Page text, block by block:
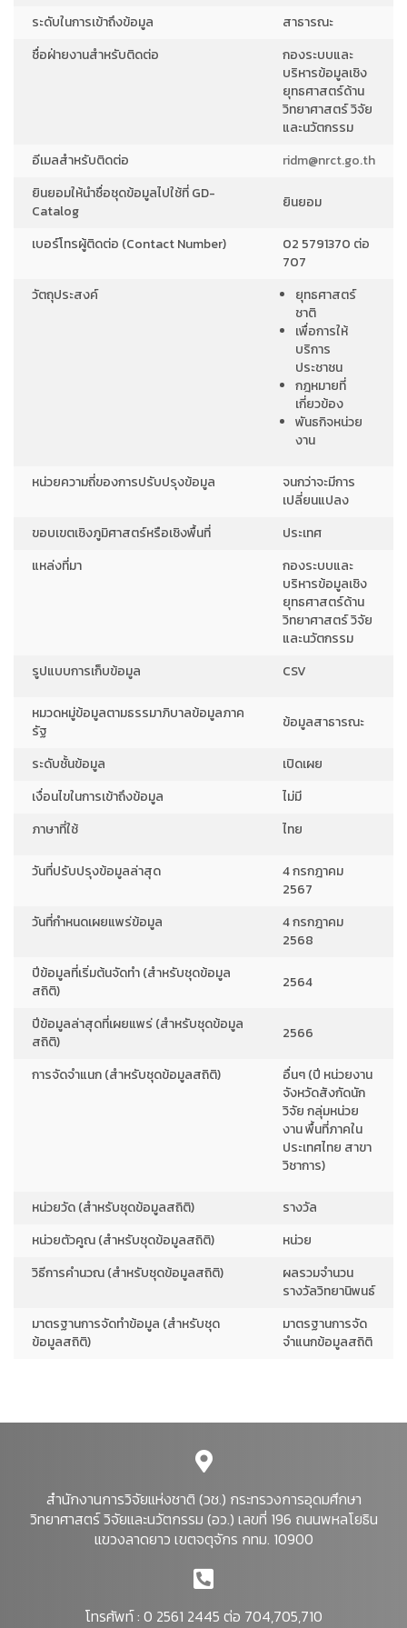
ระดับในการเข้าถึงข้อมูล
สาธารณะ
ชื่อฝ่ายงานสำหรับติดต่อ
กองระบบและ
บริหารข้อมูลเชิง
ยุทธศาสตร์ด้าน
วิทยาศาสตร์ วิจัย
และนวัตกรรม
อีเมลสำหรับติดต่อ
ridm@nrct.go.th
ยินยอมให้นำชื่อชุดข้อมูลไปใช้ที่ GD-
Catalog
ยินยอม
เบอร์โทรผู้ติดต่อ (Contact Number)
02 5791370 ต่อ
707
วัตถุประสงค์
ยุทธศาสตร์
ชาติ
เพื่อการให้
บริการ
ประชาชน
กฎหมายที่
เกี่ยวข้อง
พันธกิจหน่วย
งาน
หน่วยความถี่ของการปรับปรุงข้อมูล
จนกว่าจะมีการ
เปลี่ยนแปลง
ขอบเขตเชิงภูมิศาสตร์หรือเชิงพื้นที่
ประเทศ
แหล่งที่มา
กองระบบและ
บริหารข้อมูลเชิง
ยุทธศาสตร์ด้าน
วิทยาศาสตร์ วิจัย
และนวัตกรรม
รูปแบบการเก็บข้อมูล
CSV
หมวดหมู่ข้อมูลตามธรรมาภิบาลข้อมูลภาค
รัฐ
ข้อมูลสาธารณะ
ระดับชั้นข้อมูล
เปิดเผย
เงื่อนไขในการเข้าถึงข้อมูล
ไม่มี
ภาษาที่ใช้
ไทย
วันที่ปรับปรุงข้อมูลล่าสุด
4 กรกฎาคม
2567
วันที่กำหนดเผยแพร่ข้อมูล
4 กรกฎาคม
2568
ปีข้อมูลที่เริ่มต้นจัดทำ (สำหรับชุดข้อมูล
สถิติ)
2564
ปีข้อมูลล่าสุดที่เผยแพร่ (สำหรับชุดข้อมูล
สถิติ)
2566
การจัดจำแนก (สำหรับชุดข้อมูลสถิติ)
อื่นๆ (ปี หน่วยงาน
จังหวัดสังกัดนัก
วิจัย กลุ่มหน่วย
งาน พื้นที่ภาคใน
ประเทศไทย สาขา
วิชาการ)
หน่วยวัด (สำหรับชุดข้อมูลสถิติ)
รางวัล
หน่วยตัวคูณ (สำหรับชุดข้อมูลสถิติ)
หน่วย
วิธีการคำนวณ (สำหรับชุดข้อมูลสถิติ)
ผลรวมจำนวน
รางวัลวิทยานิพนธ์
มาตรฐานการจัดทำข้อมูล (สำหรับชุด
ข้อมูลสถิติ)
มาตรฐานการจัด
จำแนกข้อมูลสถิติ
สำนักงานการวิจัยแห่งชาติ (วช.) กระทรวงการอุดมศึกษา
วิทยาศาสตร์ วิจัยและนวัตกรรม (อว.) เลขที่ 196 ถนนพหลโยธิน
แขวงลาดยาว เขตจตุจักร กทม. 10900
โทรศัพท์ : 0 2561 2445 ต่อ 704,705,710